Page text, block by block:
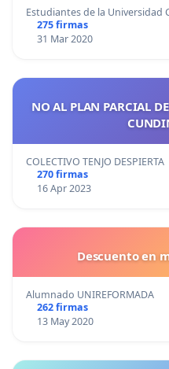
Estudiantes de la Universidad
275 firmas
31 Mar 2020
NO AL PLAN PARCIAL
COLECTIVO TENJO DESPIERTA
270 firmas
16 Apr 2023
Descuento en
Alumnado UNIREFORMADA
262 firmas
13 May 2020